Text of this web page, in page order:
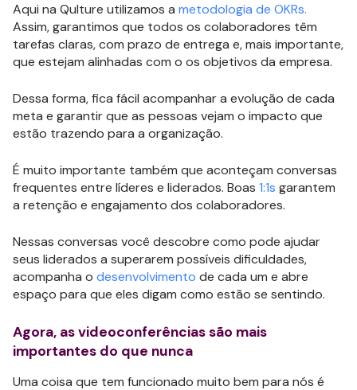
Aqui na Qulture utilizamos a metodologia de OKRs.
Assim, garantimos que todos os colaboradores têm
tarefas claras, com prazo de entrega e, mais importante,
que estejam alinhadas com o os objetivos da empresa.
Dessa forma, fica fácil acompanhar a evolução de cada
meta e garantir que as pessoas vejam o impacto que
estão trazendo para a organização.
É muito importante também que aconteçam conversas
frequentes entre líderes e liderados. Boas 1:1s garantem
a retenção e engajamento dos colaboradores.
Nessas conversas você descobre como pode ajudar
seus liderados a superarem possíveis dificuldades,
acompanha o desenvolvimento de cada um e abre
espaço para que eles digam como estão se sentindo.
Agora, as videoconferências são mais
importantes do que nunca
Uma coisa que tem funcionado muito bem para nós é